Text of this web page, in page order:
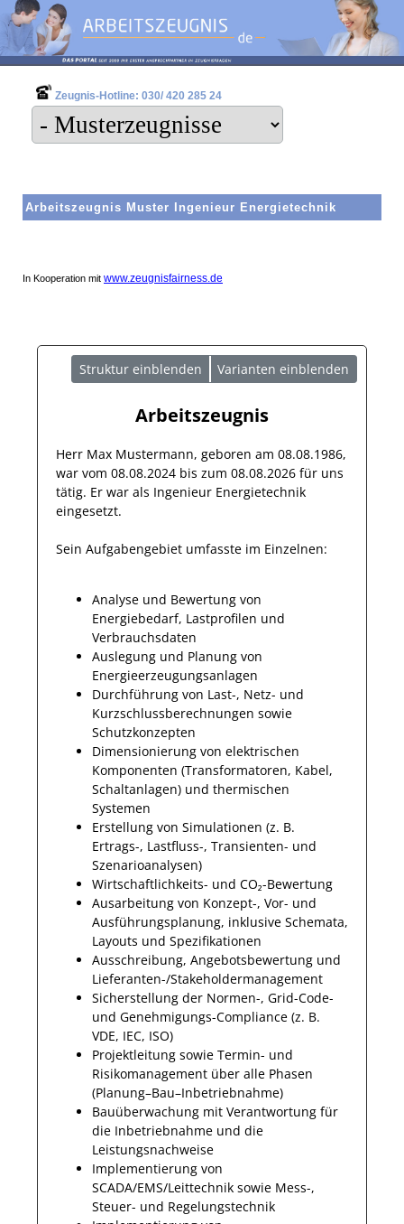
Arbeitszeugnis Muster Ingenieur Energietechnik
In Kooperation mit www.zeugnisfairness.de
Zeugnis-Hotline: 030/ 420 285 24